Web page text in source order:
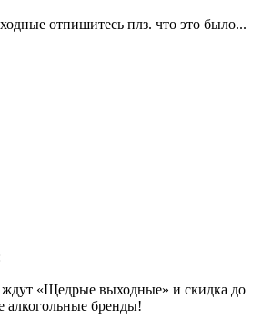
отпишитесь плз. что это было...
«Щедрые выходные» и скидка до
алкогольные бренды!